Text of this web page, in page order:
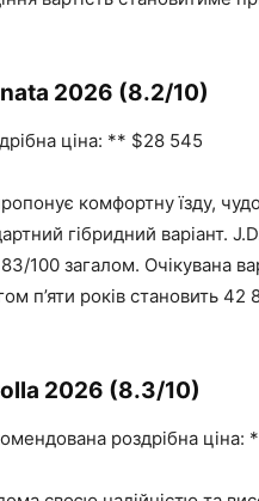
2026 (8.2/10)
ціна: ** $28 545
комфортну їзду,
гібридний варіант.
100 загалом. Очікувана
п’яти років становить 42
2026 (8.3/10)
роздрібна ціна: